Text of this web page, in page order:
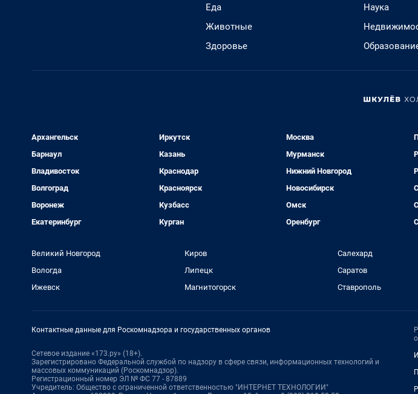
Еда
Животные
Здоровье
Наука
Архангельск
Барнаул
Владивосток
Волгоград
Воронеж
Екатеринбург
Иркутск
Казань
Краснодар
Красноярск
Кузбасс
Курган
Москва
Мурманск
Нижний Новгород
Новосибирск
Омск
Оренбург
Великий Новгород
Вологда
Ижевск
Киров
Липецк
Магнитогорск
Салехард
Саратов
Ставрополь
Контактные данные для Роскомнадзора и государственных органов
Сетевое издание «173.ру» (18+).
Зарегистрировано Федеральной службой по надзору в сфере связи, информационных технологий и
массовых коммуникаций (Роскомнадзор).
Регистрационный номер ЭЛ № ФС 77 - 87889
Учредитель: Общество с ограниченной ответственностью "ИНТЕРНЕТ ТЕХНОЛОГИИ"